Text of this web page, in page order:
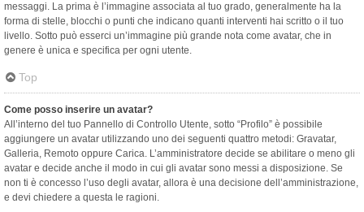
messaggi. La prima è l’immagine associata al tuo grado, generalmente ha la
forma di stelle, blocchi o punti che indicano quanti interventi hai scritto o il tuo
livello. Sotto può esserci un’immagine più grande nota come avatar, che in
genere è unica e specifica per ogni utente.
Top
Come posso inserire un avatar?
All’interno del tuo Pannello di Controllo Utente, sotto “Profilo” è possibile
aggiungere un avatar utilizzando uno dei seguenti quattro metodi: Gravatar,
Galleria, Remoto oppure Carica. L’amministratore decide se abilitare o meno gli
avatar e decide anche il modo in cui gli avatar sono messi a disposizione. Se
non ti è concesso l’uso degli avatar, allora è una decisione dell’amministrazione,
e devi chiedere a questa le ragioni.